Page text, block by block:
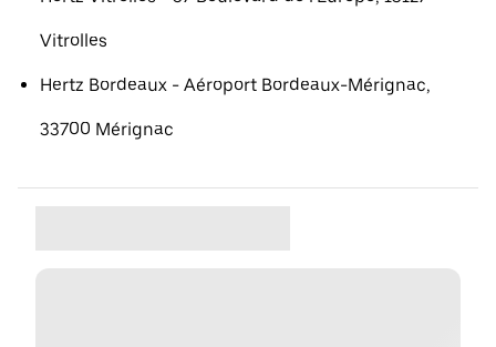
Vitrolles
Hertz Bordeaux - Aéroport Bordeaux-Mérignac,
33700 Mérignac